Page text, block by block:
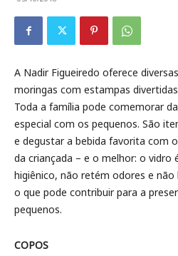
A Nadir Figueiredo oferece
moringas com estampas
Toda a família pode comemorar
especial com os pequenos. São
e degustar a bebida favorita com
da criançada – e o melhor: o vidro
higiênico, não retém odores e
o que pode contribuir para a
pequenos.
COPOS